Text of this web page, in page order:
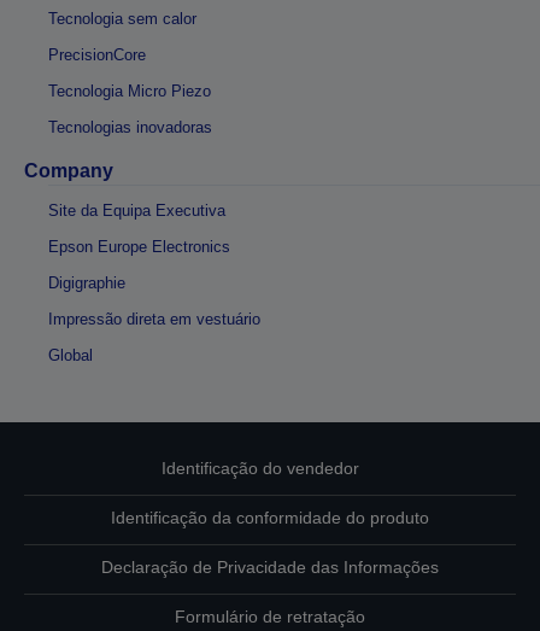
Tecnologia sem calor
PrecisionCore
Tecnologia Micro Piezo
Tecnologias inovadoras
Company
Site da Equipa Executiva
Epson Europe Electronics
Digigraphie
Impressão direta em vestuário
Global
Identificação do vendedor
Identificação da conformidade do produto
Declaração de Privacidade das Informações
Formulário de retratação